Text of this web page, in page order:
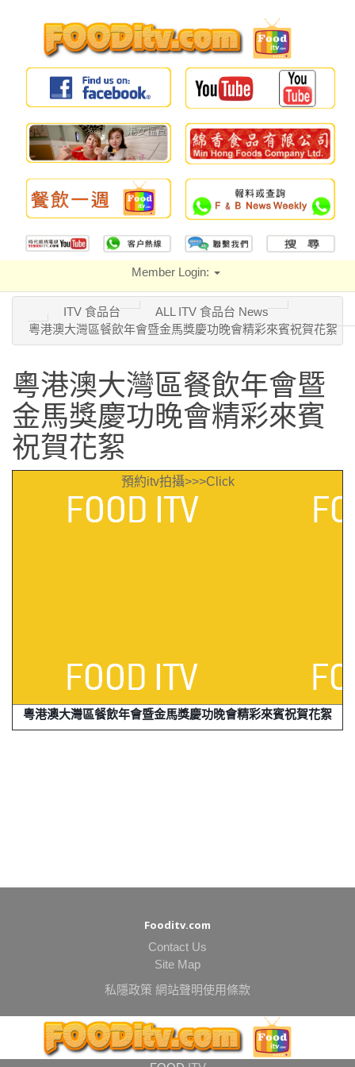
Member Login:
ITV 食品台
ALL ITV 食品台 News
粵港澳大灣區餐飲年會暨金馬獎慶功晚會精彩來賓祝賀花絮
粵港澳大灣區餐飲年會暨
金馬獎慶功晚會精彩來賓
祝賀花絮
預約itv拍攝>>>Click
粵港澳大灣區餐飲年會暨金馬獎慶功晚會精彩來賓祝賀花絮
Fooditv.com
Contact Us
Site Map
私隱政策 網站聲明使用條款